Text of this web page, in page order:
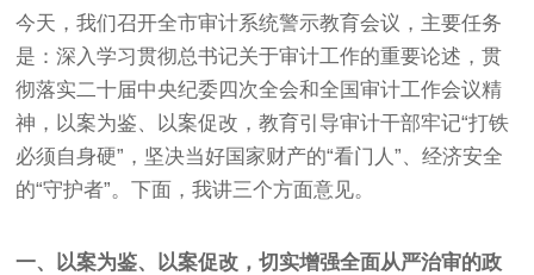
今天，我们召开全市审计系统警示教育会议，主要任务
是：深入学习贯彻总书记关于审计工作的重要论述，贯
彻落实二十届中央纪委四次全会和全国审计工作会议精
神，以案为鉴、以案促改，教育引导审计干部牢记“打铁
必须自身硬”，坚决当好国家财产的“看门人”、经济安全
的“守护者”。下面，我讲三个方面意见。
一、以案为鉴、以案促改，切实增强全面从严治审的政